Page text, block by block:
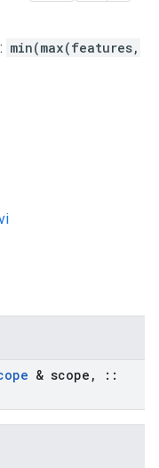
min(max(features,
& scope ,
::